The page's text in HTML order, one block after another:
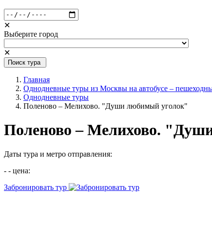
✕
Выберите город
✕
Поиск тура
Главная
Однодневные туры из Москвы на автобусе –
Однодневные туры
Поленово – Мелихово. "Души любимый уголок"
Поленово – Мелихово.
Даты тура и метро отправления:
- - цена:
Забронировать тур